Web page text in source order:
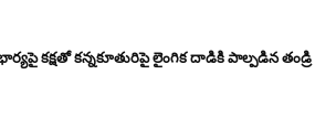
కక్షతో కన్నకూతురిపై లైంగిక దాడికి పాల్పడిన తండ్రి